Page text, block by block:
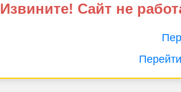
Извините! Сайт не